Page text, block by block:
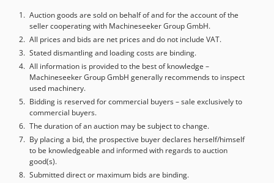
Auction goods are sold on behalf of and for the account of the
seller cooperating with Machineseeker Group GmbH.
All prices and bids are net prices and do not include VAT.
Stated dismantling and loading costs are binding.
All information is provided to the best of knowledge –
Machineseeker Group GmbH generally recommends to inspect
used machinery.
Bidding is reserved for commercial buyers – sale exclusively to
commercial buyers.
The duration of an auction may be subject to change.
By placing a bid, the prospective buyer declares herself/himself
to be knowledgeable and informed with regards to auction
good(s).
Submitted direct or maximum bids are binding.